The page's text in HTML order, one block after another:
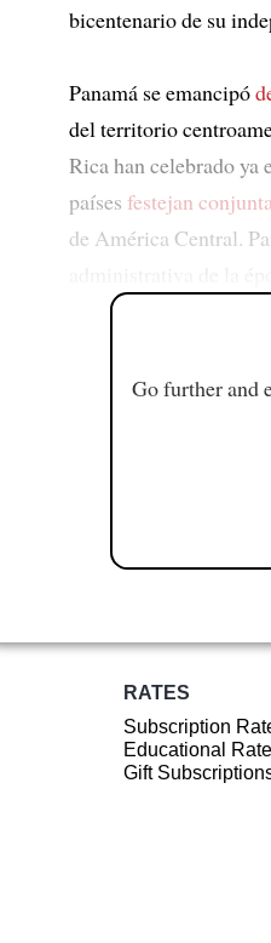
bicentenario de su
Panamá se emancipó
del territorio
Rica han celebrado ya
países festejan
de América Central.
Go further and
RATES
Subscription
Educational
Gift